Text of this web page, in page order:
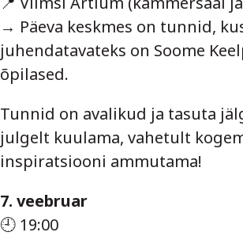
→ Päeva keskmes on tunnid,
juhendatavateks on Soome
õpilased.
Tunnid on avalikud ja tasuta
julgelt kuulama, vahetult
inspiratsiooni ammutama!
7. veebruar
🕘 19:00